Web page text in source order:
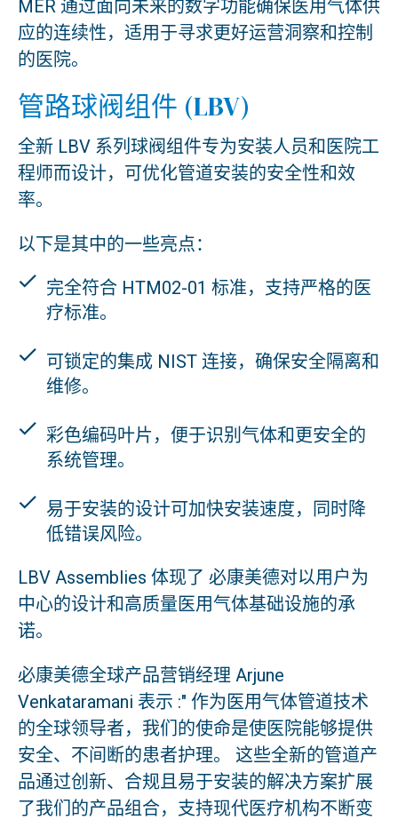
MER 通过面向未来的数字功能确保医用气体供
应的连续性，适用于寻求更好运营洞察和控制
的医院。
管路球阀组件 (LBV)
全新 LBV 系列球阀组件专为安装人员和医院工
程师而设计，可优化管道安装的安全性和效
率。
以下是其中的一些亮点：
完全符合 HTM02-01 标准，支持严格的医
疗标准。
可锁定的集成 NIST 连接，确保安全隔离和
维修。
彩色编码叶片，便于识别气体和更安全的
系统管理。
易于安装的设计可加快安装速度，同时降
低错误风险。
LBV Assemblies 体现了 必康美德对以用户为
中心的设计和高质量医用气体基础设施的承
诺。
必康美德全球产品营销经理 Arjune
Venkataramani 表示 :" 作为医用气体管道技术
的全球领导者，我们的使命是使医院能够提供
安全、不间断的患者护理。 这些全新的管道产
品通过创新、合规且易于安装的解决方案扩展
了我们的产品组合，支持现代医疗机构不断变